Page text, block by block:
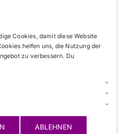
und Glossar für
studentischen
deutschen
sowie
etc.
Cookies, damit diese Website
helfen uns, die Nutzung der
zu verbessern. Du
ABLEHNEN